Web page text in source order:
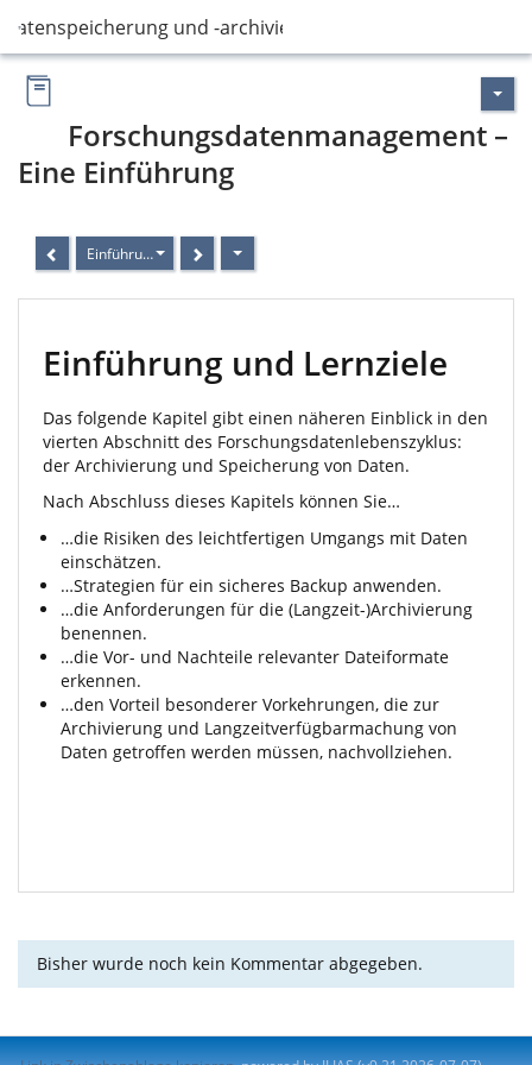
Datenspeicherung und -archivierung
Forschungsdatenmanagement –
Eine Einführung
Einführung und Lernziele
Einführung und Lernziele
Das folgende Kapitel gibt einen näheren Einblick in den
vierten Abschnitt des Forschungsdatenlebenszyklus:
der Archivierung und Speicherung von Daten.
Nach Abschluss dieses Kapitels können Sie…
…die Risiken des leichtfertigen Umgangs mit Daten
einschätzen.
…Strategien für ein sicheres Backup anwenden.
…die Anforderungen für die (Langzeit-)Archivierung
benennen.
…die Vor- und Nachteile relevanter Dateiformate
erkennen.
…den Vorteil besonderer Vorkehrungen, die zur
Archivierung und Langzeitverfügbarmachung von
Daten getroffen werden müssen, nachvollziehen.
Bisher wurde noch kein Kommentar abgegeben.